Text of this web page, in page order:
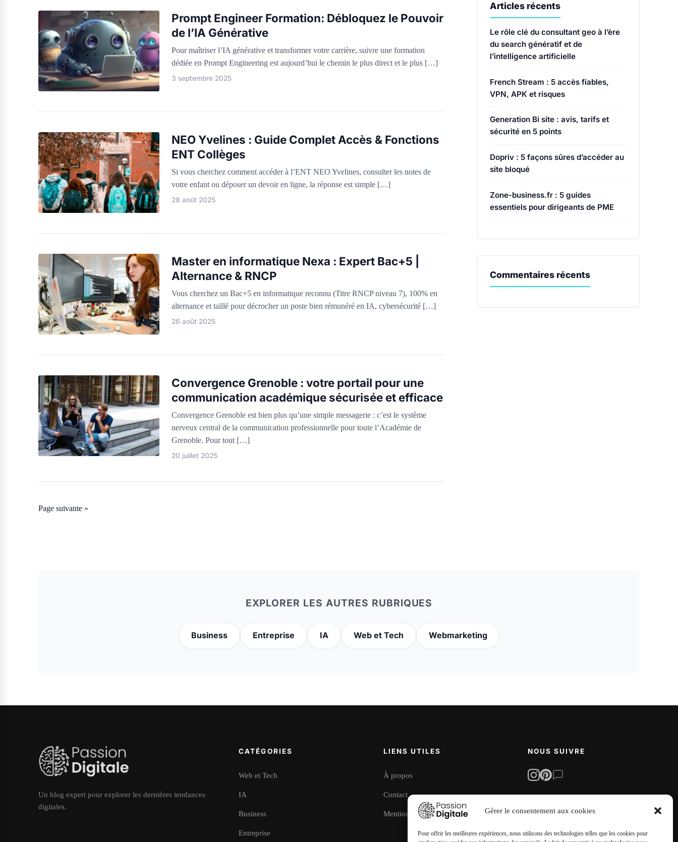
Gérer le consentement aux cookies
Pour offrir les meilleures expériences, nous utilisons des technologies telles que les cookies pour
Prompt Engineer Formation: Débloquez le Pouvoir
de l’IA Générative
Pour maîtriser l’IA générative et transformer votre carrière, suivre une formation
dédiée en Prompt Engineering est aujourd’hui le chemin le plus direct et le plus […]
3 septembre 2025
NEO Yvelines : Guide Complet Accès & Fonctions
ENT Collèges
Si vous cherchez comment accéder à l’ENT NEO Yvelines, consulter les notes de
votre enfant ou déposer un devoir en ligne, la réponse est simple […]
28 août 2025
Master en informatique Nexa : Expert Bac+5 |
Alternance & RNCP
Vous cherchez un Bac+5 en informatique reconnu (Titre RNCP niveau 7), 100% en
alternance et taillé pour décrocher un poste bien rémunéré en IA, cybersécurité […]
26 août 2025
Convergence Grenoble : votre portail pour une
communication académique sécurisée et efficace
Convergence Grenoble est bien plus qu’une simple messagerie : c’est le système
nerveux central de la communication professionnelle pour toute l’Académie de
Grenoble. Pour tout […]
20 juillet 2025
Page suivante »
Articles récents
Le rôle clé du consultant geo à l’ère
du search génératif et de
l’intelligence artificielle
French Stream : 5 accès fiables,
VPN, APK et risques
Generation Bi site : avis, tarifs et
sécurité en 5 points
Dopriv : 5 façons sûres d’accéder au
site bloqué
Zone-business.fr : 5 guides
essentiels pour dirigeants de PME
Commentaires récents
EXPLORER LES AUTRES RUBRIQUES
Business Entreprise IA Web et Tech Webmarketing
Un blog expert pour explorer les dernières tendances
digitales.
CATÉGORIES
Web et Tech
IA
Business
Entreprise
LIENS UTILES
À propos
Contact
Mentions légales
NOUS SUIVRE